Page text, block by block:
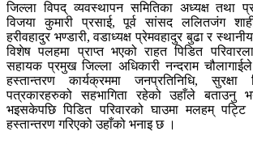
जिल्ला विपद् व्यवस्थापन समितिका अध्यक्ष तथा
विजया कुमारी प्रसाई, पूर्व सांसद ललितजंग
हरीवहादुर भण्डारी, वडाध्यक्ष प्रेमवहादुर बुढा र
विशेष पलहमा प्राप्त भएको राहत पिडित
सहायक प्रमुख जिल्ला अधिकारी नन्दराम
हस्तान्तरण कार्यक्रममा जनप्रतिनिधि,
पत्रकारहरुको सहभागिता रहेको उहाँले बताउनु
भइसकेपछि पिडित परिवारको घाउमा मलहम्
हस्तान्तरण गरिएको उहाँको भनाइ छ ।